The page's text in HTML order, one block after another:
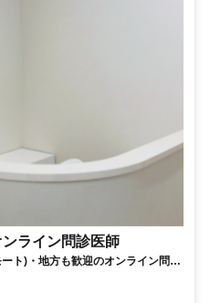
ンライン問診医師
ト)・地方も歓迎のオンライン問診